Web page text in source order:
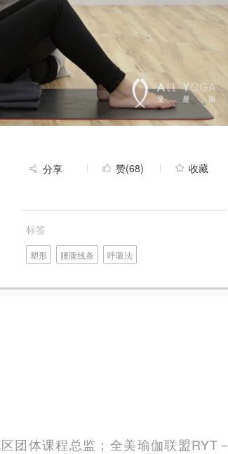
分享 赞(68) 收藏
标签
塑形 腰腹线条 呼吸法
团体课程总监；全美瑜伽联盟RYT－